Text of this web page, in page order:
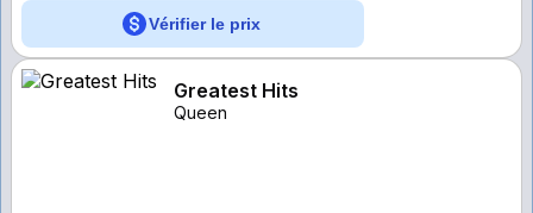
Vérifier le prix
Greatest Hits
Queen